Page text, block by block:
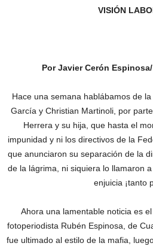
VISIÓN
Por Javier Cerón
Hace una semana hablábamos de
García y Christian Martinoli, por
Herrera y su hija, que hasta el
impunidad y ni los directivos de la
que anunciaron su separación de la
de la lágrima, ni siquiera lo llamaron
enjuicia ¡tanto
Ahora una lamentable noticia es
fotoperiodista Rubén Espinosa, de
fue ultimado al estilo de la mafia,